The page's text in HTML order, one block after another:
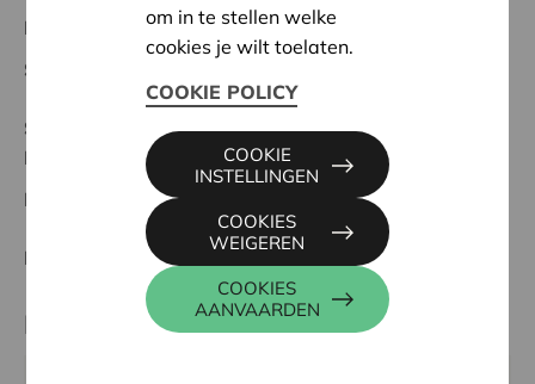
Regionaal Project
Startdatum:
Status:
Volledig
Ieper-Poperinge
Datum:
08/10/2025
Beslissing: Goedgekeurd
Partner
om in te stellen welke
cookies je wilt toelaten.
COOKIE POLICY
COOKIES
AANVAARDEN
COOKIES
WEIGEREN
COOKIE
INSTELLINGEN